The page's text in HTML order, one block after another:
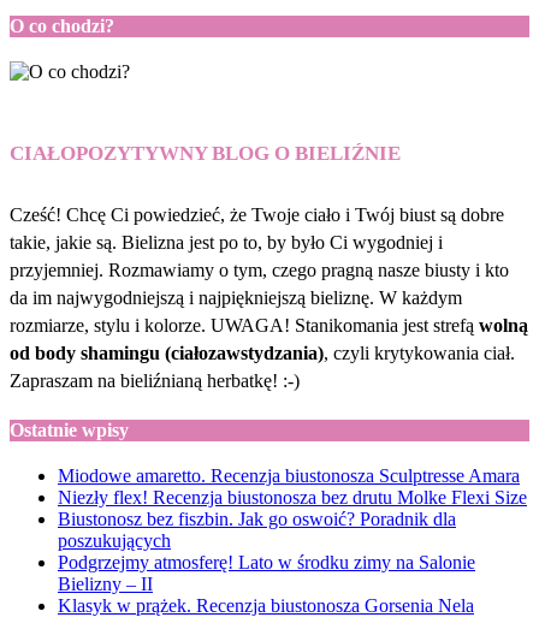
O co chodzi?
CIAŁOPOZYTYWNY BLOG O BIELIŹNIE
Cześć! Chcę Ci powiedzieć, że Twoje ciało i Twój biust są dobre
takie, jakie są. Bielizna jest po to, by było Ci wygodniej i
przyjemniej. Rozmawiamy o tym, czego pragną nasze biusty i kto
da im najwygodniejszą i najpiękniejszą bieliznę. W każdym
rozmiarze, stylu i kolorze. UWAGA! Stanikomania jest strefą wolną
od body shamingu (ciałozawstydzania), czyli krytykowania ciał.
Zapraszam na bieliźnianą herbatkę! :-)
Ostatnie wpisy
Miodowe amaretto. Recenzja biustonosza Sculptresse Amara
Niezły flex! Recenzja biustonosza bez drutu Molke Flexi Size
Biustonosz bez fiszbin. Jak go oswoić? Poradnik dla
poszukujących
Podgrzejmy atmosferę! Lato w środku zimy na Salonie
Bielizny – II
Klasyk w prążek. Recenzja biustonosza Gorsenia Nela